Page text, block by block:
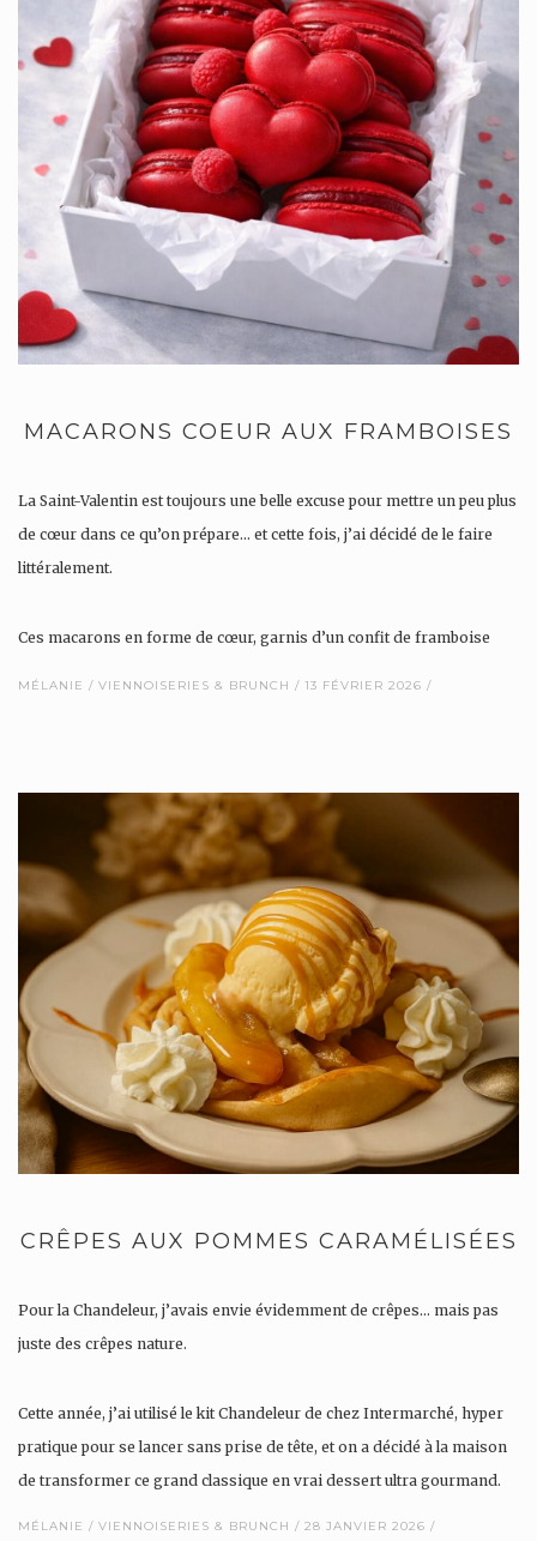
MACARONS COEUR AUX FRAMBOISES
La Saint-Valentin est toujours une belle excuse pour mettre un peu plus
de cœur dans ce qu’on prépare… et cette fois, j’ai décidé de le faire
littéralement.
Ces macarons en forme de cœur, garnis d’un confit de framboise
MÉLANIE VIENNOISERIES & BRUNCH 13 FÉVRIER 2026
CRÊPES AUX POMMES CARAMÉLISÉES
Pour la Chandeleur, j’avais envie évidemment de crêpes… mais pas
juste des crêpes nature.
Cette année, j’ai utilisé le kit Chandeleur de chez Intermarché, hyper
pratique pour se lancer sans prise de tête, et on a décidé à la maison
de transformer ce grand classique en vrai dessert ultra gourmand.
MÉLANIE VIENNOISERIES & BRUNCH 28 JANVIER 2026